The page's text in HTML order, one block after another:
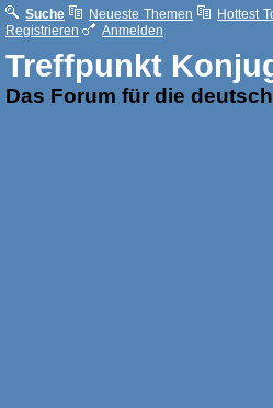
Suche Neueste Themen Hottest
Registrieren
Anmelden
Treffpunkt
Das Forum für die